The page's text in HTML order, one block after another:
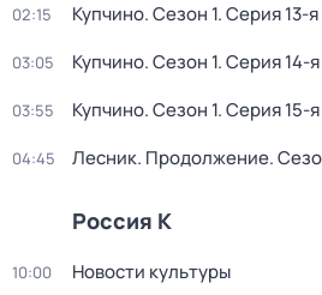
02:15 Купчино. Сезон 1. Серия 13-я
03:05 Купчино. Сезон 1. Серия 14-я
03:55 Купчино. Сезон 1. Серия 15-я
04:45 Лесник. Продолжение.
Россия К
10:00 Новости культуры